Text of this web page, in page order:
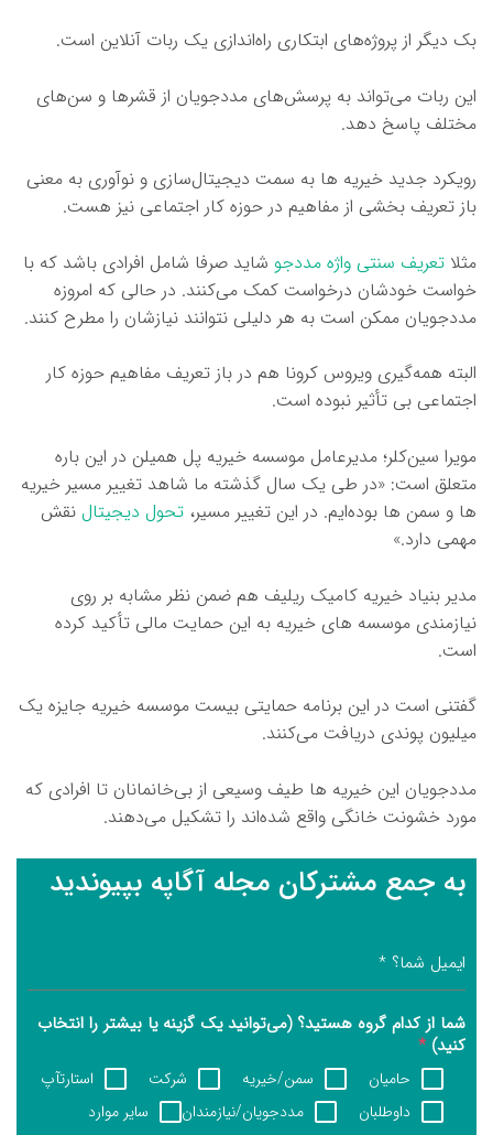
بک دیگر از پروژه‌های ابتکاری راه‌اندازی یک ربات آنلاین است.
این ربات می‌تواند به پرسش‌های مددجویان از قشرها و سن‌های
مختلف پاسخ دهد.
رویکرد جدید خیریه ها به سمت دیجیتال‌سازی و نوآوری به معنی
باز تعریف بخشی از مفاهیم در حوزه کار اجتماعی نیز هست.
مثلا تعریف سنتی واژه مددجو شاید صرفا شامل افرادی باشد که با
خواست خودشان درخواست کمک می‌کنند. در حالی که امروزه
مددجویان ممکن است به هر دلیلی نتوانند نیازشان را مطرح کنند.
البته همه‌گیری ویروس کرونا هم در باز تعریف مفاهیم حوزه کار
اجتماعی بی تأثیر نبوده است.
مویرا سین‌کلر؛ مدیرعامل موسسه خیریه پل همیلن در این باره
متعلق است: «در طی یک سال گذشته ما شاهد تغییر مسیر خیریه
ها و سمن ها بوده‌ایم. در این تغییر مسیر، تحول دیجیتال نقش
مهمی دارد.»
مدیر بنیاد خیریه کامیک ریلیف هم ضمن نظر مشابه بر روی
نیازمندی موسسه های خیریه به این حمایت مالی تأکید کرده
است.
گفتنی است در این برنامه حمایتی بیست موسسه خیریه جایزه یک
میلیون پوندی دریافت می‌کنند.
مددجویان این خیریه ها طیف وسیعی از بی‌خانمانان تا افرادی که
مورد خشونت خانگی واقع شده‌اند را تشکیل می‌دهند.
به جمع مشترکان مجله آگاپه بپیوندید
ایمیل شما؟ *
شما از کدام گروه هستید؟ (می‌توانید یک گزینه یا بیشتر را انتخاب
کنید) *
حامیان سمن/خیریه شرکت
استارتآپ
داوطلبان
مددجویان/نیازمندان سایر موارد